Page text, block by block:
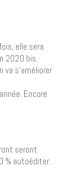
elle sera
2020 bis.
s’améliorer
Encore
seront
% autoéditer.